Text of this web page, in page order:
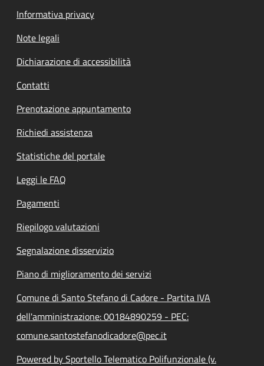
Informativa privacy
Note legali
Dichiarazione di accessibilità
Contatti
Prenotazione appuntamento
Richiedi assistenza
Statistiche del portale
Leggi le FAQ
Pagamenti
Riepilogo valutazioni
Segnalazione disservizio
Piano di miglioramento dei servizi
Comune di Santo Stefano di Cadore - Partita IVA
dell'amministrazione: 00184890259 - PEC:
comune.santostefanodicadore@pec.it
Powered by Sportello Telematico Polifunzionale (v.